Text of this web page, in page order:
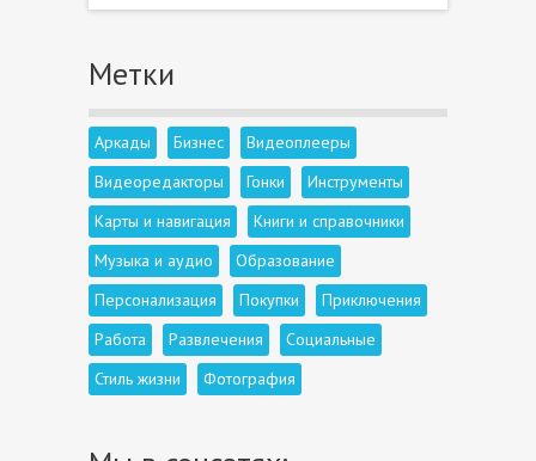
Метки
Аркады Бизнес
Видеоплееры
Видеоредакторы
Гонки
Инструменты
Карты и навигация
Книги и справочники
Музыка и аудио
Образование
Персонализация
Покупки
Приключения
Работа
Развлечения
Социальные
Стиль жизни
Фотография